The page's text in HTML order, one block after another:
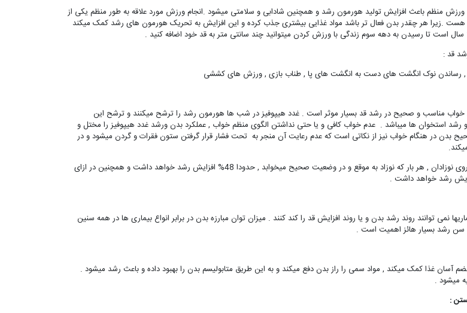
ورزش منظم باعث افزایش تولید هورمون رشد و همچنین شادابی و سلامتی میشود .انجام ورزش مورد علاقه به طور منظم یکی از
هست .زیرا هر چقدر بدن فعال تر باشد مواد غذایی بیشتری جذب کرده و این افزایش به تحریک هورمون های رشد کمک میکند
قد :
, رساندن نوک انگشت های دست به انگشت های پا , طناب بازی , ورزش های کششی
خواب مناسب و صحیح در رشد قد بسیار موثر است . غدد هیپوفیز در شب ها هورمون رشد را ترشح میکنند و ترشح این
استخوان ها میباشد . عدم خواب کافی و یا حتی نداشتن الگوی منظم خواب , عملکرد بدن ورشد غدد هیپوفیز را مختل و
بدن در هنگام خواب نیز از نکاتی است که عدم رعایت آن منجر به تحت فشار قرار گرفتن ستون فقرات و گردن میشود و در
براساس تحقیقات دانشمندان بر روی نوزادان , هر بار که نوزاد به موقع و در وضعیت صحیح میخوابد , حدودا 48% افزایش رشد خواهد داشت و همچنین در ازای
نمی توانند روند رشد بدن و یا روند افزایش قد را کند کنند . میزان توان مبارزه بدن در برابر انواع بیماری ها در همه سنین
رشد بسیار هائز اهمیت است .
آسان غذا کمک میکند , مواد سمی را راز بدن دفع میکند و به این طریق متابولیسم بدن را بهبود داده و باعث رشد میشود .
: